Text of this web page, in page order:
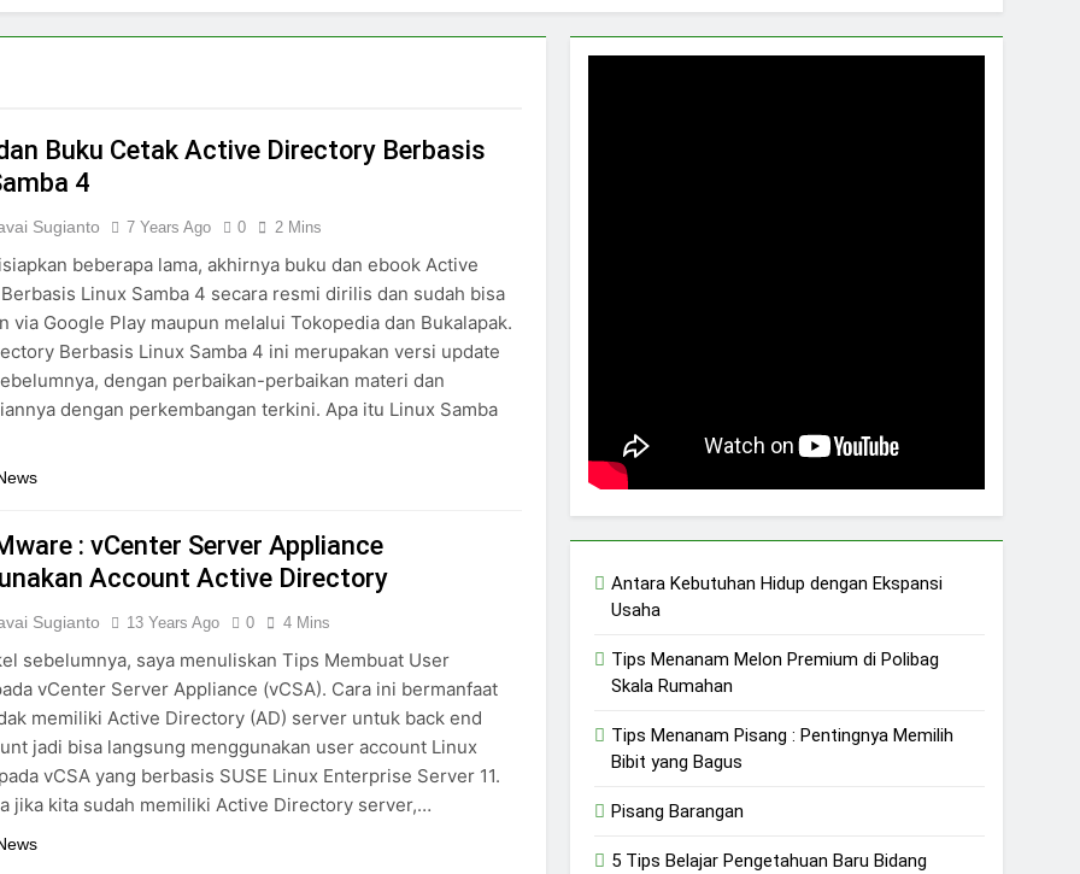
Buku Cetak Active Directory Berbasis
4
Sugianto 7 Years Ago 0 2 Mins
beberapa lama, akhirnya buku dan ebook Active
Linux Samba 4 secara resmi dirilis dan sudah bisa
via Google Play maupun melalui Tokopedia dan Bukalapak.
Berbasis Linux Samba 4 ini merupakan versi update
dengan perbaikan-perbaikan materi dan
dengan perkembangan terkini. Apa itu Linux Samba
: vCenter Server Appliance
Account Active Directory
Sugianto 13 Years Ago 0 4 Mins
sebelumnya, saya menuliskan Tips Membuat User
vCenter Server Appliance (vCSA). Cara ini bermanfaat
memiliki Active Directory (AD) server untuk back end
jadi bisa langsung menggunakan user account Linux
vCSA yang berbasis SUSE Linux Enterprise Server 11.
jika kita sudah memiliki Active Directory server,…
Antara Kebutuhan Hidup dengan Ekspansi
Usaha
Tips Menanam Melon Premium di Polibag
Skala Rumahan
Tips Menanam Pisang : Pentingnya Memilih
Bibit yang Bagus
Pisang Barangan
5 Tips Belajar Pengetahuan Baru Bidang